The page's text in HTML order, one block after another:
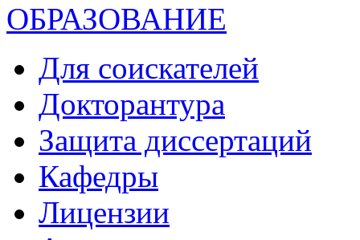
ОБРАЗОВАНИЕ
Для соискателей
Докторантура
Защита диссертаций
Кафедры
Лицензии